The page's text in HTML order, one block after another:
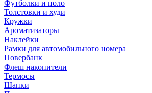
Футболки и поло
Толстовки и худи
Кружки
Ароматизаторы
Наклейки
Рамки для автомобильного номера
Повербанк
Флеш накопители
Термосы
Шапки